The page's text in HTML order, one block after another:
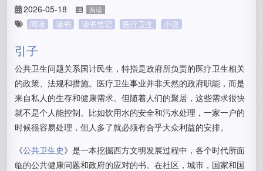
2026-05-18 阅读
阅读 读书 读书笔记 医疗卫生 小说
引子
公共卫生问题关系国计民生，特指是政府所负责的医疗卫生相关
的政策、法规和措施。医疗卫生事业并非天然的政府职能，而是
来自私人的生存和健康需求。但随着人们的聚居，这些需求很快
就不是个人能控制。比如饮用水的安全和污水处理，一家一户的
时候很容易处理，但人多了就必须有合乎大众利益的安排。
《公共卫生史》是一本挖掘西方文明发展过程中，各个时代所面
临的公共健康问题和政府的应对的书。在社区，城市，国家和国